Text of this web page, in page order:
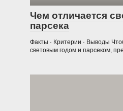
Чем отличается
парсека
Факты · Критерии · Выводы
световым годом и парсеком,